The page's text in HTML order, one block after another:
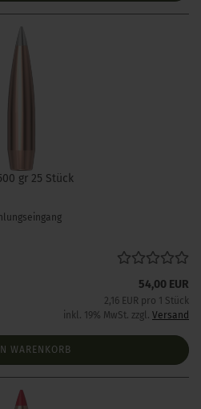
gr 25 Stück
54,00 EUR
2,16 EUR pro 1 Stück
inkl. 19% MwSt. zzgl. Versand
WARENKORB